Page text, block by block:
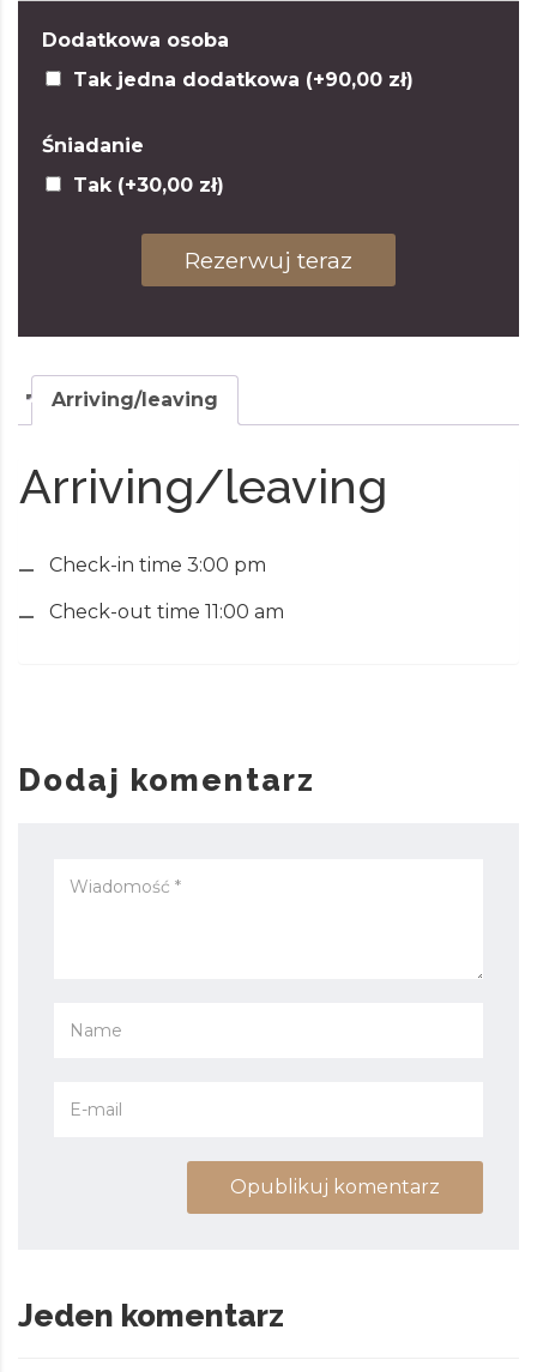
Dodatkowa osoba
Tak jedna dodatkowa (+90,00 zł)
Śniadanie
Tak (+30,00 zł)
Rezerwuj teraz
Arriving/leaving
Arriving/leaving
Check-in time 3:00 pm
Check-out time 11:00 am
Dodaj komentarz
Opublikuj komentarz
Jeden komentarz